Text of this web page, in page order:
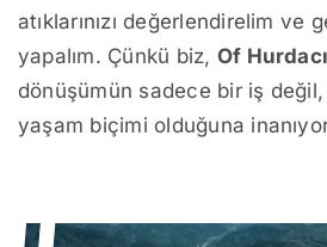
atıklarınızı değerlendirelim ve
yapalım. Çünkü biz, Of Hurdacı
dönüşümün sadece bir iş
yaşam biçimi olduğuna